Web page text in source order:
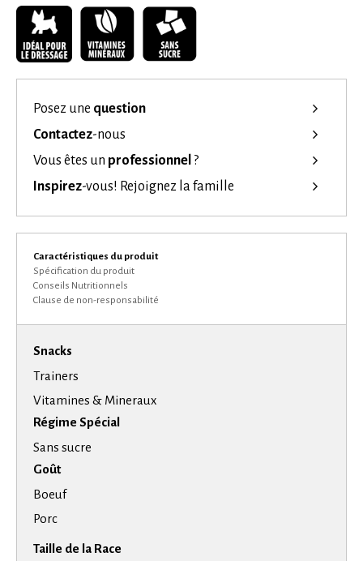
Posez une question
Contactez-nous
Vous êtes un professionnel ?
Inspirez-vous! Rejoignez la famille
Caractéristiques du produit
Spécification du produit
Conseils Nutritionnels
Clause de non-responsabilité
Snacks
Trainers
Vitamines & Mineraux
Régime Spécial
Sans sucre
Goût
Boeuf
Porc
Taille de la Race